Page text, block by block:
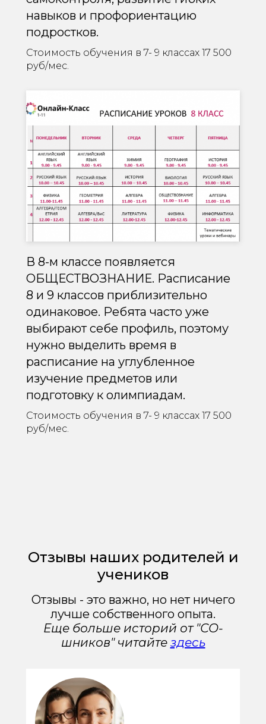
навыков и профориентацию
подростков.
Стоимость обучения в 7- 9 классах 17 500
руб/мес.
В 8-м классе появляется
ОБЩЕСТВОЗНАНИЕ. Расписание
8 и 9 классов приблизительно
одинаковое. Ребята часто уже
выбирают себе профиль, поэтому
нужно выделить время в
расписание на углубленное
изучение предметов или
подготовку к олимпиадам.
Стоимость обучения в 7- 9 классах 17 500
руб/мес.
Отзывы наших родителей и
учеников
Отзывы - это важно, но нет ничего
лучше собственного опыта.
Еще больше историй от "СО-
шников" читайте здесь